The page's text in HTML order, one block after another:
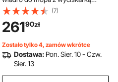
boczną, zestaw wiadra i wyciskarki
na kółkach, do
profesjonalnego/przemysłowego/k
omercyjnego czyszczenia podłóg
(7)
26190zł
Zostało tylko 4, zamów wkrótce
Dostawa: Pon. Sier. 10 - Czw.
Sier. 13